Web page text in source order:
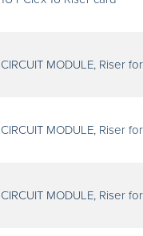
CIRCUIT MODULE, Riser
CIRCUIT MODULE, Riser
CIRCUIT MODULE, Riser